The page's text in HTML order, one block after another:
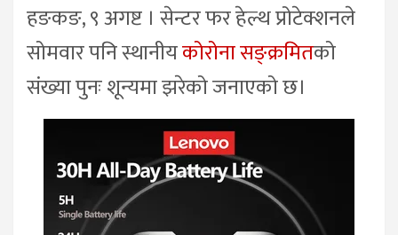
हङकङ, ९ अगष्ट । सेन्टर फर हेल्थ प्रोटेक्शनले
सोमवार पनि स्थानीयकोरोना सङ्क्रमितको
संख्या पुनः शून्यमा झरेको जनाएको छ।